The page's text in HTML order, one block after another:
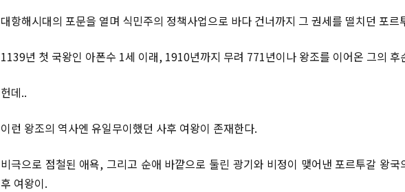
대항해시대의 포문을 열며 식민주의 정책사업으로 바다 건너까지 그 권세를 떨치던 포르
1139년 첫 국왕인 아폰수 1세 이래, 1910년까지 무려 771년이나 왕조를 이어온 그의 후
헌데..
이런 왕조의 역사엔 유일무이했던 사후 여왕이 존재한다.
비극으로 점철된 애욕, 그리고 순애 바깥으로 둘린 광기와 비정이 맺어낸 포르투갈 왕
후 여왕이.